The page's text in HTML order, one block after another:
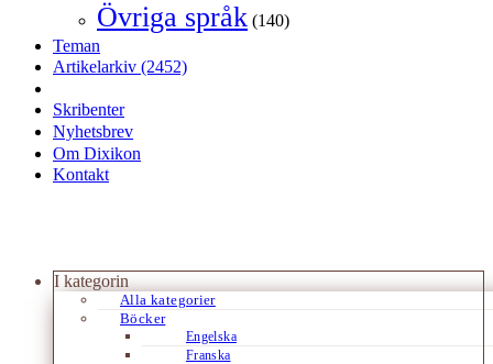
Övriga språk (140)
Teman
Artikelarkiv (2452)
Skribenter
Nyhetsbrev
Om Dixikon
Kontakt
I kategorin
Alla kategorier
Böcker
Engelska
Franska